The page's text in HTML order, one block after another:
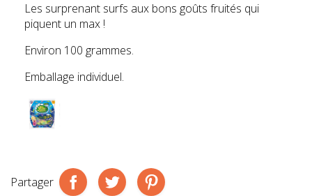
Les surprenant surfs aux bons goûts fruités qui
piquent un max !
Environ 100 grammes.
Emballage individuel.
Partager